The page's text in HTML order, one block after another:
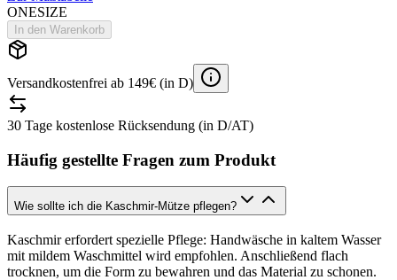
ONESIZE
In den Warenkorb
Versandkostenfrei ab 149€ (in D)
30 Tage kostenlose Rücksendung (in D/AT)
Häufig gestellte Fragen zum Produkt
Wie sollte ich die Kaschmir-Mütze pflegen?
Kaschmir erfordert spezielle Pflege: Handwäsche in kaltem Wasser
mit mildem Waschmittel wird empfohlen. Anschließend flach
trocknen, um die Form zu bewahren und das Material zu schonen.